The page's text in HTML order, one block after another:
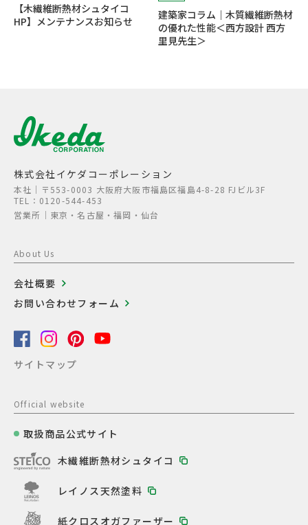
【木繊維断熱材シュタイコ
HP】メンテナンスお知らせ
建築家コラム｜木質繊維断熱材
の優れた性能＜西方設計 西方
里見先生＞
株式会社イケダコーポレーション
本社│〒553-0003 大阪府大阪市福島区福島4-8-28 FJビル3F
TEL：0120-544-453
営業所│東京・名古屋・福岡・仙台
About Us
会社概要
お問い合わせフォーム
サイトマップ
Official website
取扱商品公式サイト
木繊維断熱材シュタイコ
レイノス天然塗料
紙クロスオガファーザー